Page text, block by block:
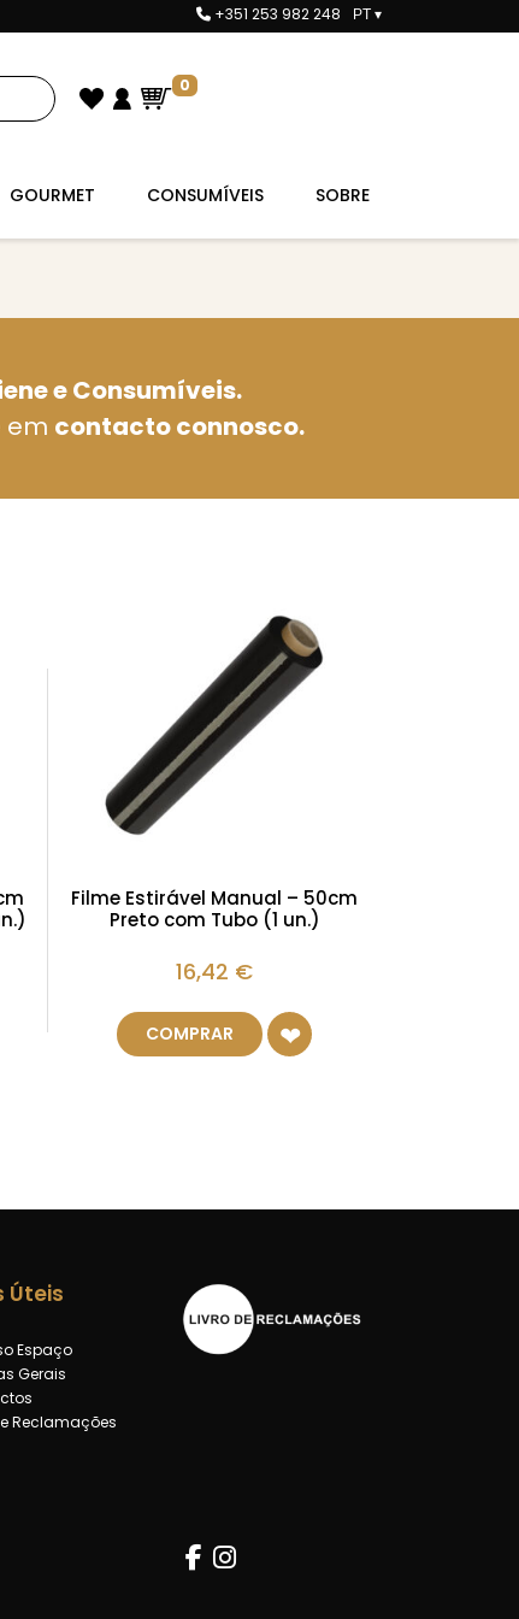
+351 253 982 248 PT ▾
0
GOURMET CONSUMÍVEIS SOBRE
e Consumíveis.
em contacto connosco.
Filme Estirável Manual – 50cm
Preto com Tubo (1 un.)
16,42 €
COMPRAR
Úteis
Espaço
Gerais
Reclamações